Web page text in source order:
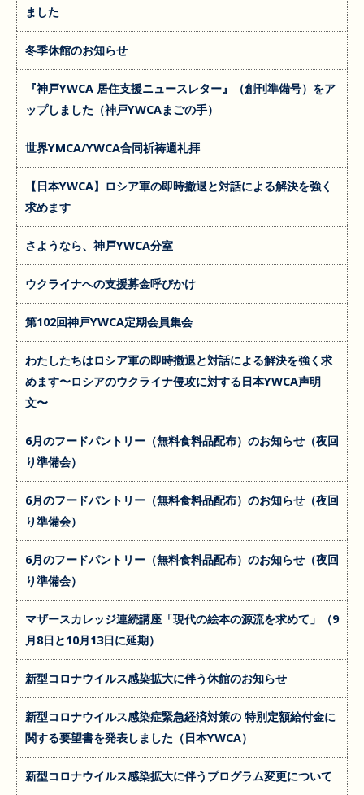
ました
冬季休館のお知らせ
『神戸YWCA 居住支援ニュースレター』（創刊準備号）をア
ップしました（神戸YWCAまごの手）
世界YMCA/YWCA合同祈祷週礼拝
【日本YWCA】ロシア軍の即時撤退と対話による解決を強く
求めます
さようなら、神戸YWCA分室
ウクライナへの支援募金呼びかけ
第102回神戸YWCA定期会員集会
わたしたちはロシア軍の即時撤退と対話による解決を強く求
めます〜ロシアのウクライナ侵攻に対する日本YWCA声明
文〜
6月のフードパントリー（無料食料品配布）のお知らせ（夜回
り準備会）
6月のフードパントリー（無料食料品配布）のお知らせ（夜回
り準備会）
6月のフードパントリー（無料食料品配布）のお知らせ（夜回
り準備会）
マザースカレッジ連続講座「現代の絵本の源流を求めて」（9
月8日と10月13日に延期）
新型コロナウイルス感染拡大に伴う休館のお知らせ
新型コロナウイルス感染症緊急経済対策の 特別定額給付金に
関する要望書を発表しました（日本YWCA）
新型コロナウイルス感染拡大に伴うプログラム変更について